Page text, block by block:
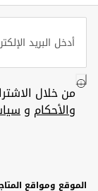
من خلال
والأحكام و
الموقع ومواقع